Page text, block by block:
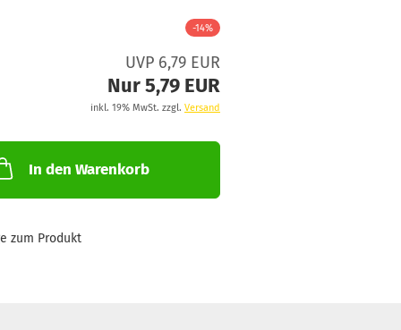
-14%
UVP 6,79 EUR
Nur 5,79 EUR
inkl. 19% MwSt. zzgl. Versand
In den Warenkorb
zum Produkt